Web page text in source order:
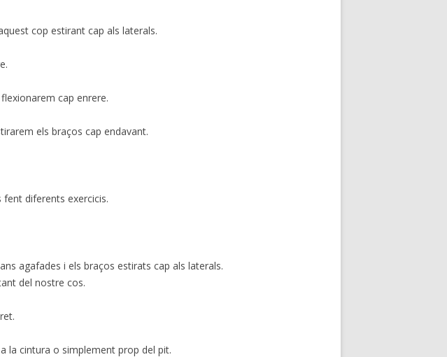
cop estirant cap als laterals.
cap enrere.
els braços cap endavant.
diferents exercicis.
agafades i els braços estirats cap als laterals.
del nostre cos.
la cintura o simplement prop del pit.